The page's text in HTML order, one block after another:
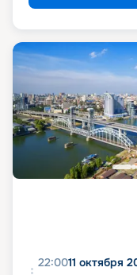
22:0011 октября